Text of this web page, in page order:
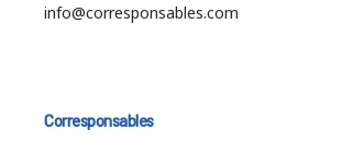
info@corresponsables.com
Corresponsables